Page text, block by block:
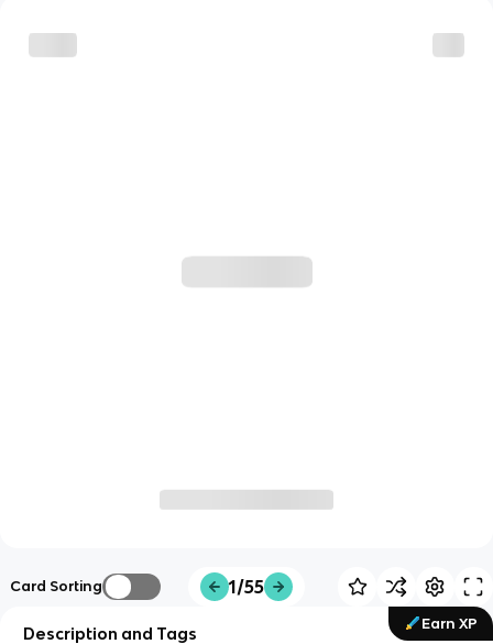
Card Sorting 1/55
Earn XP
Description and Tags